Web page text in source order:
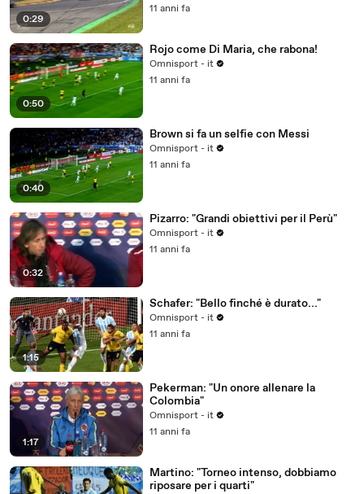
0:29
11 anni fa
0:50
Rojo come Di Maria, che rabona!
Omnisport - it
11 anni fa
0:40
Brown si fa un selfie con Messi
Omnisport - it
11 anni fa
0:32
Pizarro: "Grandi obiettivi per il Perù"
Omnisport - it
11 anni fa
1:15
Schafer: "Bello finché è durato..."
Omnisport - it
11 anni fa
1:17
Pekerman: "Un onore allenare la
Colombia"
Omnisport - it
11 anni fa
Martino: "Torneo intenso, dobbiamo
riposare per i quarti"